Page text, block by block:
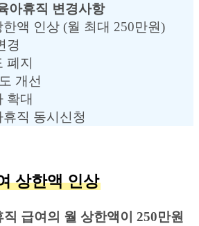
아휴직 변경사항
액 인상 (월 최대 250만원)
경
폐지
개선
확대
직 동시신청
상한액 인상
직 급여의 월 상한액이 250만원